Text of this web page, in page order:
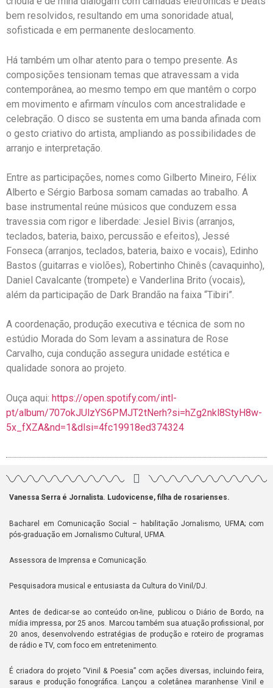
bem resolvidos, resultando em uma sonoridade atual,
sofisticada e em permanente deslocamento.
Há também um olhar atento para o tempo presente. As
composições tensionam temas que atravessam a vida
contemporânea, ao mesmo tempo em que mantêm o corpo
em movimento e afirmam vínculos com ancestralidade e
celebração. O disco se sustenta em uma banda afinada com
o gesto criativo do artista, ampliando as possibilidades de
arranjo e interpretação.
Entre as participações, nomes como Gilberto Mineiro, Félix
Alberto e Sérgio Barbosa somam camadas ao trabalho. A
base instrumental reúne músicos que conduzem essa
travessia com rigor e liberdade: Jesiel Bivis (arranjos,
teclados, bateria, baixo, percussão e efeitos), Jessé
Fonseca (arranjos, teclados, bateria, baixo e vocais), Edinho
Bastos (guitarras e violões), Robertinho Chinês (cavaquinho),
Daniel Cavalcante (trompete) e Vanderlina Brito (vocais),
além da participação de Dark Brandão na faixa “Tibiri”.
A coordenação, produção executiva e técnica de som no
estúdio Morada do Som levam a assinatura de Rose
Carvalho, cuja condução assegura unidade estética e
qualidade sonora ao projeto.
Ouça aqui: https://open.spotify.com/intl-
pt/album/707okJUlzYS6PMJT2tNerh?si=hZg2nkl8StyH8w-
5x_fXZA&nd=1&dlsi=4fc19918ed374324
Vanessa Serra é Jornalista. Ludovicense, filha de rosarienses.
Bacharel em Comunicação Social – habilitação Jornalismo, UFMA; com
pós-graduação em Jornalismo Cultural, UFMA.
Assessora de Imprensa e Comunicação.
Pesquisadora musical e entusiasta da Cultura do Vinil/DJ.
Antes de dedicar-se ao conteúdo on-line, publicou o Diário de Bordo, na
mídia impressa, por 25 anos. Marcou também sua atuação profissional, por
20 anos, desenvolvendo estratégias de produção e roteiro de programas
de rádio e TV, com foco em entretenimento.
É criadora do projeto “Vinil & Poesia” com ações diversas, incluindo feira,
saraus e produção fonográfica. Lançou a coletânea maranhense Vinil e